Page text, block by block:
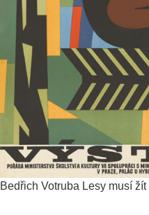
Bedřich Votruba Lesy musí žít